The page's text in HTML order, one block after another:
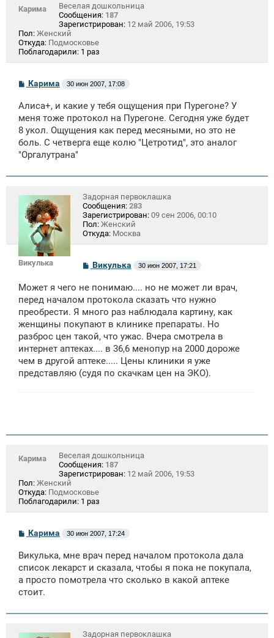
Карима
Веселая дошкольница
Сообщения: 187
Зарегистрирован: 12 май 2006, 19:53
Пол: Женский
Откуда: Подмосковье
Поблагодарили: 1 раз
С
б
щ
н
и
е
Карима 30 июн 2007, 17:08
Алиса+, и какие у тебя ощущения при Пурегоне? У
меня тоже протокол на Пурегоне. Сегодня уже будет
8 укол. Ощущения как перед месяными, но это не
боль. С четверга еще колю "Цетротид", это аналог
"Оргалутрана"
Викулька
Задорная первоклашка
Сообщения: 283
Зарегистрирован: 09 сен 2006, 00:10
Пол: Женский
Откуда: Москва
С
б
щ
е
н
и
Викулька 30 июн 2007, 17:21
Может я чего не понимаю.... но не может ли врач,
перед началом протокола сказать что нужно
преобрести. Я много раз наблюдала картину, как
женщины покупают в клинике препараты. Но
разброс цен такой, что ужас. Вчера смотрела в
интернет аптеках.... в 36,6 менопур на 2000 дороже
чем в другой аптеке..... Цены клиники я уже
представляю (судя по скачкам цен на ЭКО).
Карима
Веселая дошкольница
Сообщения: 187
Зарегистрирован: 12 май 2006, 19:53
Пол: Женский
Откуда: Подмосковье
Поблагодарили: 1 раз
С
о
б
щ
н
и
Карима 30 июн 2007, 17:24
Викулька, мне врач перед началом протокола дала
список лекарст и сказала, чтобы я пока не покупала,
а просто помотрела что сколько в какой аптеке
стоит.
Задорная первоклашка